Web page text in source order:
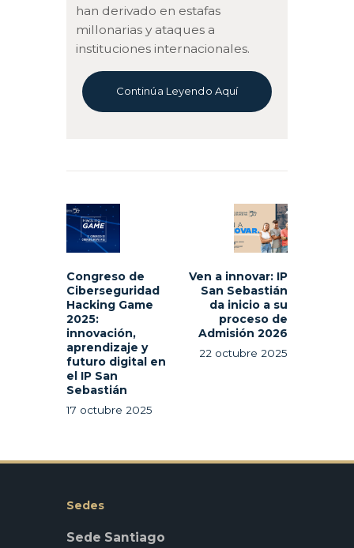
han derivado en estafas
millonarias y ataques a
instituciones internacionales.
Continúa Leyendo Aquí
de
entradas
Congreso de
Ciberseguridad
Hacking Game
2025:
innovación,
aprendizaje y
futuro digital en
el IP San
Sebastián
17 octubre 2025
Ven a innovar: IP
San Sebastián
da inicio a su
proceso de
Admisión 2026
22 octubre 2025
Sedes
Sede Santiago